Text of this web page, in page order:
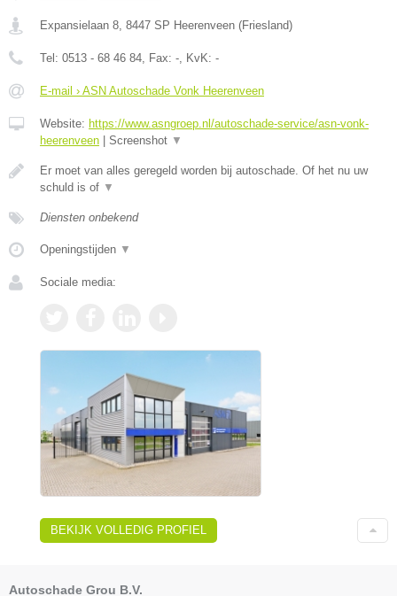
Expansielaan 8 8447 SP Heerenveen (Friesland)
Tel: 0513 - 68 46 84 , Fax: - , KvK: -
E-mail › ASN Autoschade Vonk Heerenveen
Website: https://www.asngroep.nl/autoschade-service/asn-vonk-
heerenveen | Screenshot ▼
Er moet van alles geregeld worden bij autoschade. Of het nu uw
schuld is of ▼
Diensten onbekend
Openingstijden ▼
Sociale media:
BEKIJK VOLLEDIG PROFIEL
Autoschade Grou B.V.